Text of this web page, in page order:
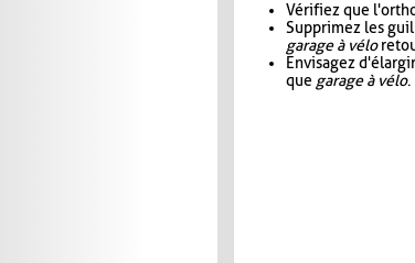
Vérifiez que
Supprimez les
garage à vélo
Envisagez
que garage à vélo.